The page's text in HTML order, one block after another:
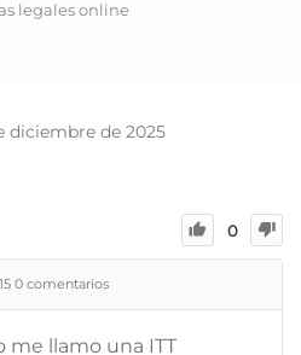
legales online
diciembre de 2025
0
0 comentarios
me llamo una ITT